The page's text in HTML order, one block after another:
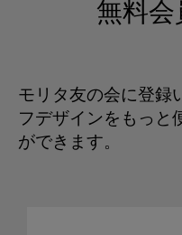
無料会
モリタ友の会に登録
フデザインをもっと
ができます。